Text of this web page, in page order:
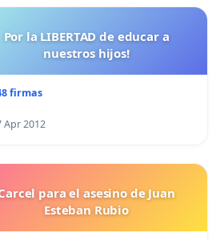
Por la LIBERTAD de educar a
nuestros hijos!
firmas
Apr 2012
para el asesino de Juan
Esteban Rubio